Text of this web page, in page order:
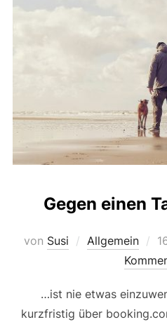
Gegen einen
von Susi Allgemein
…ist nie etwas
kurzfristig über